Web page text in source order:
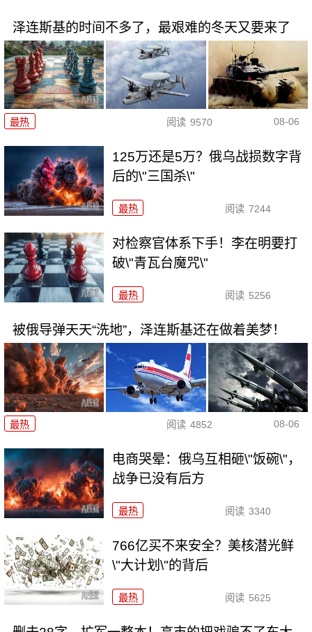
泽连斯基的时间不多了，最艰难的冬天又要来了
最热 阅读 9570 08-06
125万还是5万？俄乌战损数字背
后的\"三国杀\"
最热 阅读 7244
对检察官体系下手！李在明要打
破\"青瓦台魔咒\"
最热 阅读 5256
被俄导弹天天“洗地”，泽连斯基还在做着美梦！
最热 阅读 4852 08-06
电商哭晕：俄乌互相砸\"饭碗\"，
战争已没有后方
最热 阅读 3340
766亿买不来安全？美核潜光鲜
\"大计划\"的背后
最热 阅读 5625